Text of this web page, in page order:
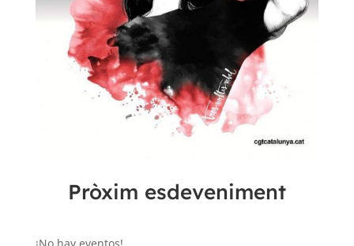
Pròxim esdeveniment